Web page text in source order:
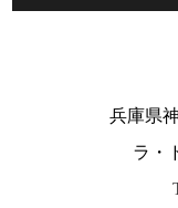
兵庫県
ラ・